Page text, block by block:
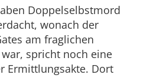
Doppelselbstmord
wonach der
am fraglichen
spricht noch eine
Ermittlungsakte. Dort